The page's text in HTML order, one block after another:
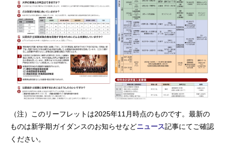
（注）このリーフレットは2025年11月時点のものです。最新の
ものは新学期ガイダンスのお知らせなどニュース記事にてご確認
ください。